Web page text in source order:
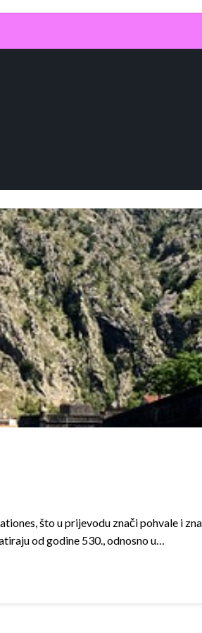
što u prijevodu znači pohvale i
od godine 530., odnosno u…